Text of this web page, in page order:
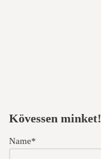
Kövessen minket!
Name*